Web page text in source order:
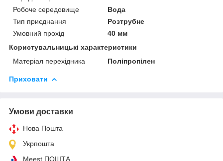
Робоче середовище
Вода
Тип приєднання
Розтрубне
Умовний прохід
40 мм
Користувальницькі характеристики
Матеріал перехідника
Поліпропілен
Приховати
Умови доставки
Нова Пошта
Укрпошта
Meest ПОШТА